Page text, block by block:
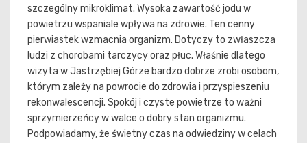
szczególny mikroklimat. Wysoka zawartość jodu w
powietrzu wspaniale wpływa na zdrowie. Ten cenny
pierwiastek wzmacnia organizm. Dotyczy to zwłaszcza
ludzi z chorobami tarczycy oraz płuc. Właśnie dlatego
wizyta w Jastrzębiej Górze bardzo dobrze zrobi osobom,
którym zależy na powrocie do zdrowia i przyspieszeniu
rekonwalescencji. Spokój i czyste powietrze to ważni
sprzymierzeńcy w walce o dobry stan organizmu.
Podpowiadamy, że świetny czas na odwiedziny w celach